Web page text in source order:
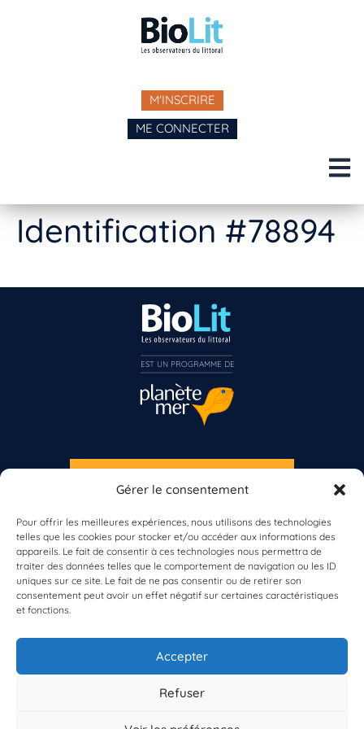
Gérer le consentement
Pour offrir les meilleures expériences, nous utilisons des technologies
telles que les cookies pour stocker et/ou accéder aux informations des
appareils. Le fait de consentir à ces technologies nous permettra de
traiter des données telles que le comportement de navigation ou les ID
uniques sur ce site. Le fait de ne pas consentir ou de retirer son
consentement peut avoir un effet négatif sur certaines caractéristiques
et fonctions.
Accepter
Refuser
M'INSCRIRE
ME CONNECTER
Identification #78894
À propos de BioLit
Vos données d'observation
Ressources
Résultats du programme
Contacts
S'INSCRIRE À LA NEWSLETTER
Vous n’êtes pas encore inscrit à Biolit ?